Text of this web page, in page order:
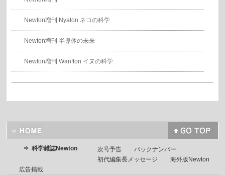
Newton増刊 Nyaton ネコの科学
Newton増刊 半導体の未来
Newton増刊 Wan!ton イヌの科学
科学雑誌Newton 次号予告
バックナンバー
初代編集長メッセージ
海外版Newton
広告掲載